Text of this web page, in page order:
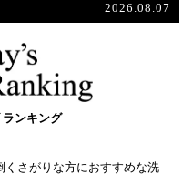
2026.08.07
ンキング
くさがりな方におすすめな洗